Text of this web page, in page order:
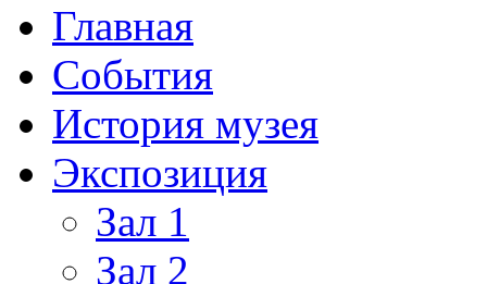
Главная
События
История музея
Экспозиция
Зал 1
Зал 2